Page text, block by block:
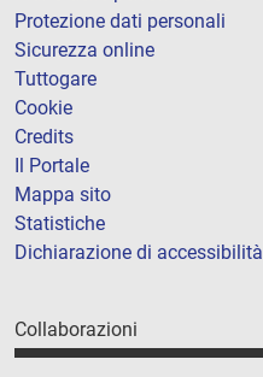
Protezione dati personali
Sicurezza online
Tuttogare
Cookie
Credits
Il Portale
Mappa sito
Statistiche
Dichiarazione di accessibilità
Collaborazioni